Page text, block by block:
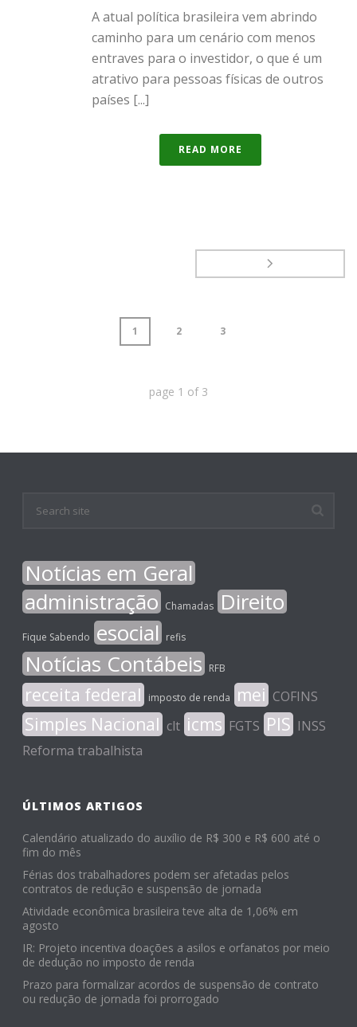
A atual política brasileira vem abrindo
caminho para um cenário com menos
entraves para o investidor, o que é um
atrativo para pessoas físicas de outros
países [...]
READ MORE
1 2 3
page 1 of 3
Notícias em Geral
administração Chamadas Direito
Fique Sabendo esocial refis
Notícias Contábeis RFB
receita federal imposto de renda mei COFINS
Simples Nacional clt icms FGTS PIS INSS
Reforma trabalhista
ÚLTIMOS ARTIGOS
Calendário atualizado do auxílio de R$ 300 e R$ 600 até o
fim do mês
Férias dos trabalhadores podem ser afetadas pelos
contratos de redução e suspensão de jornada
Atividade econômica brasileira teve alta de 1,06% em
agosto
IR: Projeto incentiva doações a asilos e orfanatos por meio
de dedução no imposto de renda
Prazo para formalizar acordos de suspensão de contrato
ou redução de jornada foi prorrogado